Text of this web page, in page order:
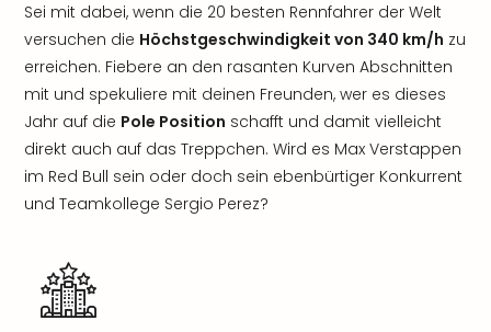
Sei mit dabei, wenn die 20 besten Rennfahrer der Welt
versuchen die Höchstgeschwindigkeit von 340 km/h zu
erreichen. Fiebere an den rasanten Kurven Abschnitten
mit und spekuliere mit deinen Freunden, wer es dieses
Jahr auf die Pole Position schafft und damit vielleicht
direkt auch auf das Treppchen. Wird es Max Verstappen
im Red Bull sein oder doch sein ebenbürtiger Konkurrent
und Teamkollege Sergio Perez?